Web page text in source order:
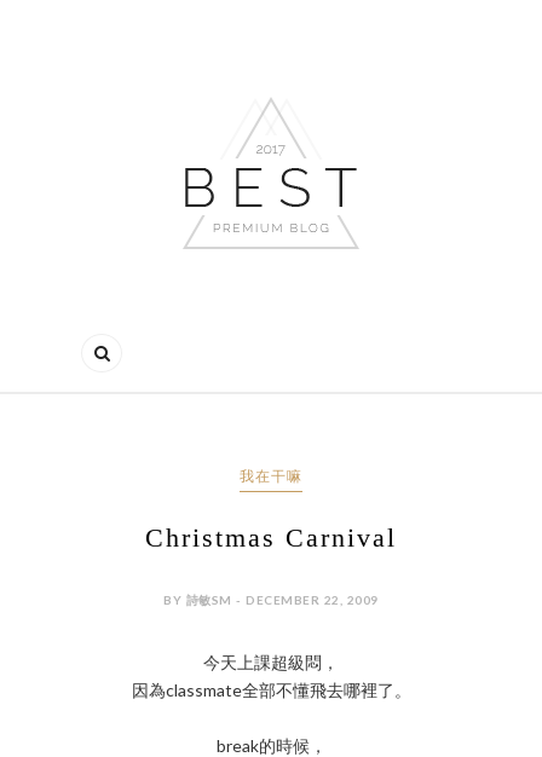
我在干嘛
Christmas Carnival
BY 詩敏SM - DECEMBER 22, 2009
今天上課超級悶，
因為classmate全部不懂飛去哪裡了。
break的時候，